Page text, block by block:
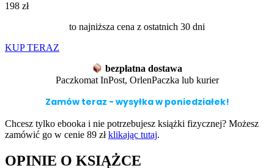
198 zł
to najniższa cena z ostatnich 30 dni
KUP TERAZ
bezpłatna dostawa
Paczkomat InPost, OrlenPaczka lub kurier
Zamów teraz - wysyłka w poniedziałek!
Chcesz tylko ebooka i nie potrzebujesz książki fizycznej? Możesz
zamówić go w cenie 89 złklikając tutaj.
OPINIE O KSIĄŻCE